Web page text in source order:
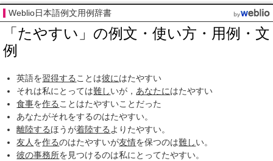
Weblio日本語例文用例辞書
「たやすい」の例文・使い方・用例・文
例
英語を習得する ことは彼にはたやすい
それは私にとっては難しいが， あなたにはたやすい
食事を作る ことはたやすいことだった
あなたがそれをするのはたやすい。
離陸するほうが着陸する よりたやすい。
友人 を作るのはたやすいが友情を保つのは難しい。
彼の事務所を見つけるのは私にとってたやすい。